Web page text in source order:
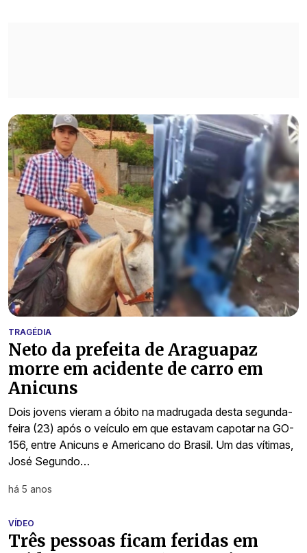
TRAGÉDIA
Neto da prefeita de Araguapaz
morre em acidente de carro em
Anicuns
Dois jovens vieram a óbito na madrugada desta segunda-
feira (23) após o veículo em que estavam capotar na GO-
156, entre Anicuns e Americano do Brasil. Um das vítimas,
José Segundo…
há 5 anos
VÍDEO
Três pessoas ficam feridas em